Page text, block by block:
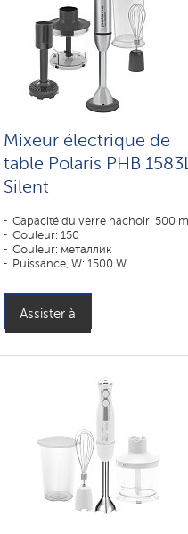
Mixeur électrique de
table Polaris PHB
Silent
Capacité du verre hachoir: 500
Couleur: 150
Couleur: металлик
Puissance, W: 1500 W
Assister à